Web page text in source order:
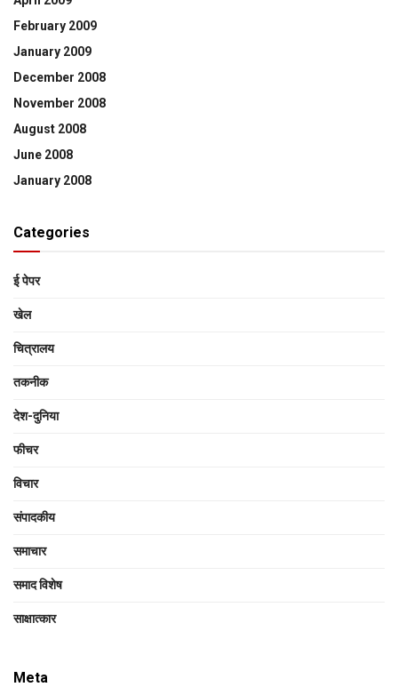
February 2009
January 2009
December 2008
November 2008
August 2008
June 2008
January 2008
Categories
ई पेपर
खेल
चित्रालय
तकनीक
देश-दुनिया
फीचर
विचार
संपादकीय
समाचार
समाद विशेष
साक्षात्‍कार
Meta